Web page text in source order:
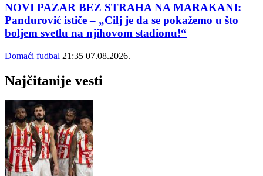
NOVI PAZAR BEZ STRAHA NA MARAKANI:
Pandurović ističe – „Cilj je da se pokažemo u što
boljem svetlu na njihovom stadionu!“
Domaći fudbal 21:35 07.08.2026.
Najčitanije vesti